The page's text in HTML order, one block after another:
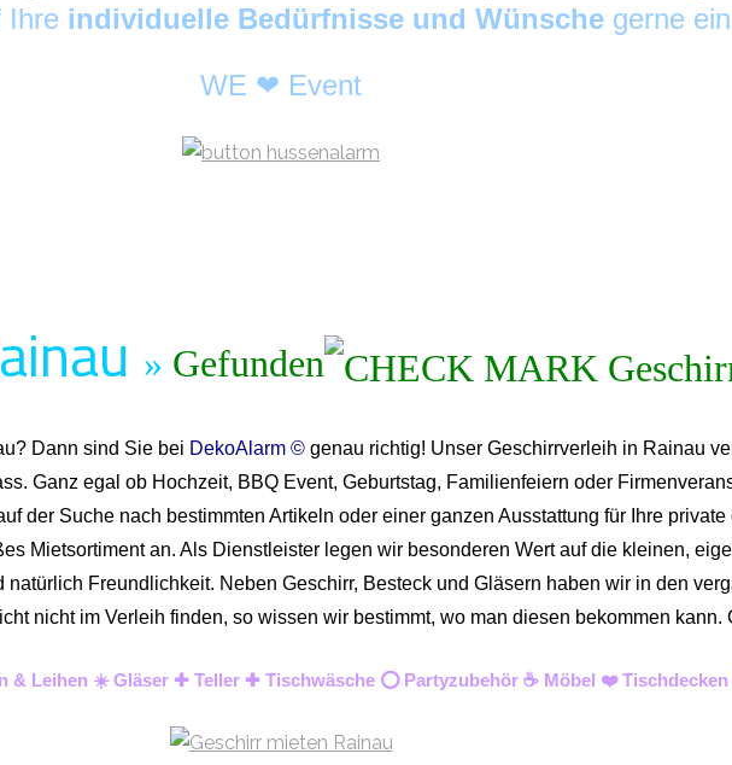
Ihre individuelle Bedürfnisse und Wünsche gerne
WE ❤ Event
» Gefunden
Dann sind Sie bei DekoAlarm ©genau richtig! Unser Geschirrverleih in Rainau
Ganz egal ob Hochzeit, BBQ Event, Geburtstag, Familienfeiern oder
der Suche nach bestimmten Artikeln oder einer ganzen Ausstattung für Ihre
Mietsortiment an. Als Dienstleister legen wir besonderen Wert auf die kleinen,
Freundlichkeit. Neben Geschirr, Besteck und Gläsern haben wir in den
nicht im Verleih finden, so wissen wir bestimmt, wo man diesen bekommen kann.
& Leihen ☀️ Gläser ✚ Teller ✚ Tischwäsche ⭕ Partyzubehör ☕ Möbel ❤️